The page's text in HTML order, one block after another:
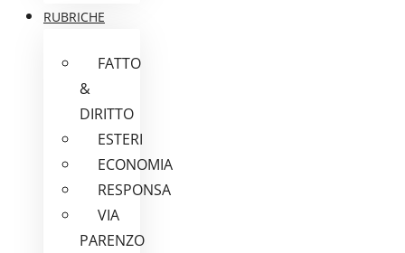
RUBRICHE
FATTO
&
DIRITTO
ESTERI
ECONOMIA
RESPONSA
VIA
PARENZO